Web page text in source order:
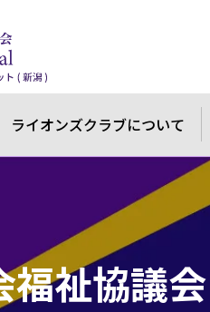
ライオンズクラブについて
福祉協議